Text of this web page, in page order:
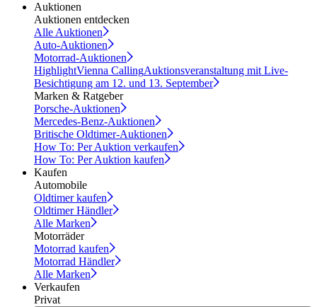
Auktionen
Auktionen entdecken
Alle Auktionen
Auto-Auktionen
Motorrad-Auktionen
HighlightVienna CallingAuktionsveranstaltung mit Live-
Besichtigung am 12. und 13. September
Marken & Ratgeber
Porsche-Auktionen
Mercedes-Benz-Auktionen
Britische Oldtimer-Auktionen
How To: Per Auktion verkaufen
How To: Per Auktion kaufen
Kaufen
Automobile
Oldtimer kaufen
Oldtimer Händler
Alle Marken
Motorräder
Motorrad kaufen
Motorrad Händler
Alle Marken
Verkaufen
Privat